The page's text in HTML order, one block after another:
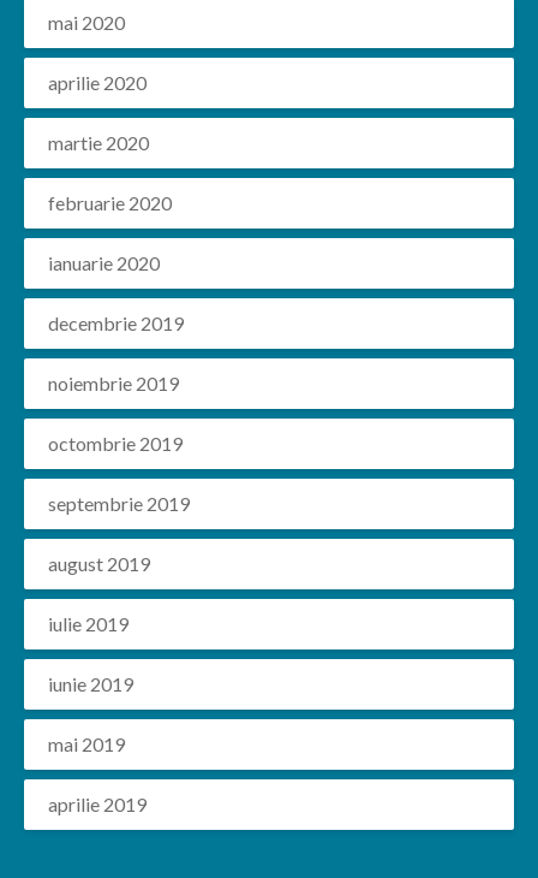
mai 2020
aprilie 2020
martie 2020
februarie 2020
ianuarie 2020
decembrie 2019
noiembrie 2019
octombrie 2019
septembrie 2019
august 2019
iulie 2019
iunie 2019
mai 2019
aprilie 2019